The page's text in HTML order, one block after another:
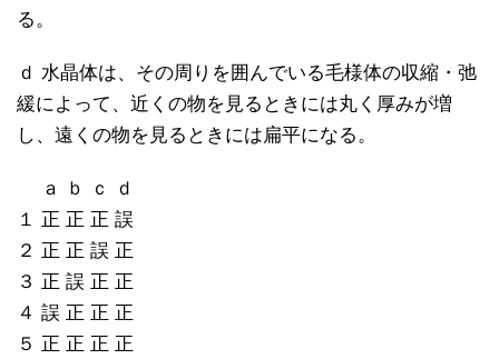
る。
ｄ 水晶体は、その周りを囲んでいる毛様体の収縮・弛
緩によって、近くの物を見るときには丸く厚みが増
し、遠くの物を見るときには扁平になる。
ａ ｂ ｃ ｄ
１ 正 正 正 誤
２ 正 正 誤 正
３ 正 誤 正 正
４ 誤 正 正 正
５ 正 正 正 正